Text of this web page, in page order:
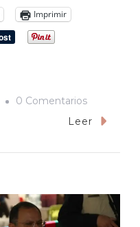
Imprimir
0 ComentariosEn
Pícaros,
En
La
Leer